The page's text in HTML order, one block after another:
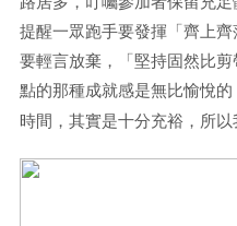
提醒一眾跑手要發揮「齊上
要輕言放棄，「堅持固然比
點的那種成就感是無比愉悅
時間，其實是十分充裕，所以